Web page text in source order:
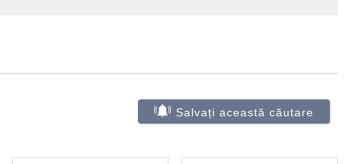
Salvați această căutare